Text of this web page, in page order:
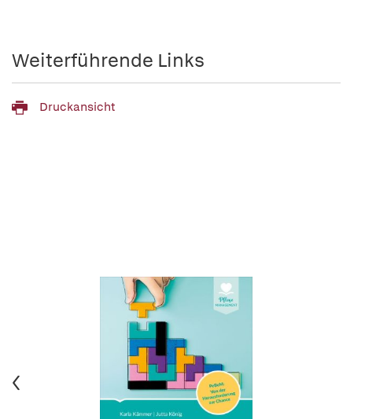
Weiterführende Links
Druckansicht